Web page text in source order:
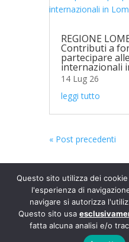
REGIONE
Contributi a
partecipare
internazionali
14 Lug 26
leggi tutto
« Post precedenti
©2024 Europartner Service
Milano • Tel. +39 02-
€100.000,00 • C.F. e P. IVA
Questo sito utilizza dei
l'esperienza di
navigare si autorizza
Questo sito usa
fatta alcuna analisi e/o